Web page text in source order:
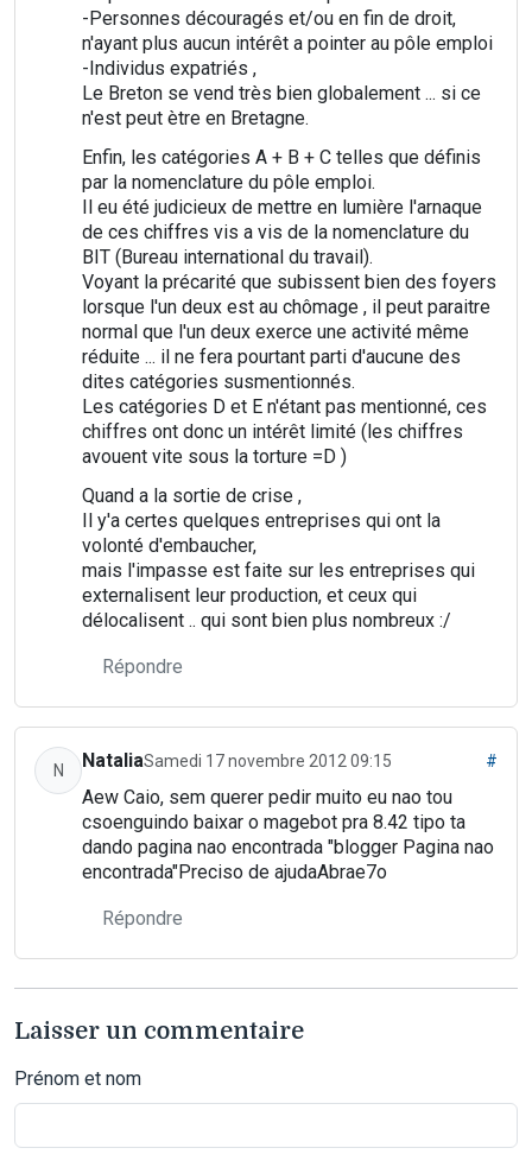
-Personnes découragés et/ou en fin de droit,
n'ayant plus aucun intérêt a pointer au pôle emploi
-Individus expatriés ,
Le Breton se vend très bien globalement ... si ce
n'est peut ètre en Bretagne.
Enfin, les catégories A + B + C telles que définis
par la nomenclature du pôle emploi.
Il eu été judicieux de mettre en lumière l'arnaque
de ces chiffres vis a vis de la nomenclature du
BIT (Bureau international du travail).
Voyant la précarité que subissent bien des foyers
lorsque l'un deux est au chômage , il peut paraitre
normal que l'un deux exerce une activité même
réduite ... il ne fera pourtant parti d'aucune des
dites catégories susmentionnés.
Les catégories D et E n'étant pas mentionné, ces
chiffres ont donc un intérêt limité (les chiffres
avouent vite sous la torture =D )
Quand a la sortie de crise ,
Il y'a certes quelques entreprises qui ont la
volonté d'embaucher,
mais l'impasse est faite sur les entreprises qui
externalisent leur production, et ceux qui
délocalisent .. qui sont bien plus nombreux :/
Répondre
N NataliaSamedi 17 novembre 2012 09:15 #
Aew Caio, sem querer pedir muito eu nao tou
csoenguindo baixar o magebot pra 8.42 tipo ta
dando pagina nao encontrada "blogger Pagina nao
encontrada"Preciso de ajudaAbrae7o
Répondre
Laisser un commentaire
Prénom et nom